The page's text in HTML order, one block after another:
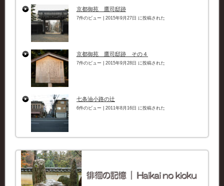
京都御苑 鷹司邸跡
7件のビュー 2015年9月27日 に投稿された
京都御苑 鷹司邸跡 その４
7件のビュー 2015年9月28日 に投稿された
七条油小路の辻
6件のビュー 2011年8月16日 に投稿された